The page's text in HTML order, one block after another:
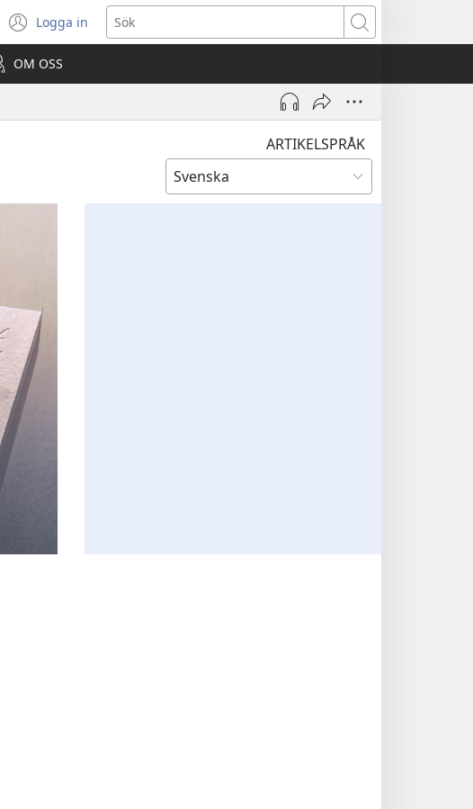
Logga in
(öppnar
nytt
fönster)
Sök
OM OSS
ARTIKELSPRÅK